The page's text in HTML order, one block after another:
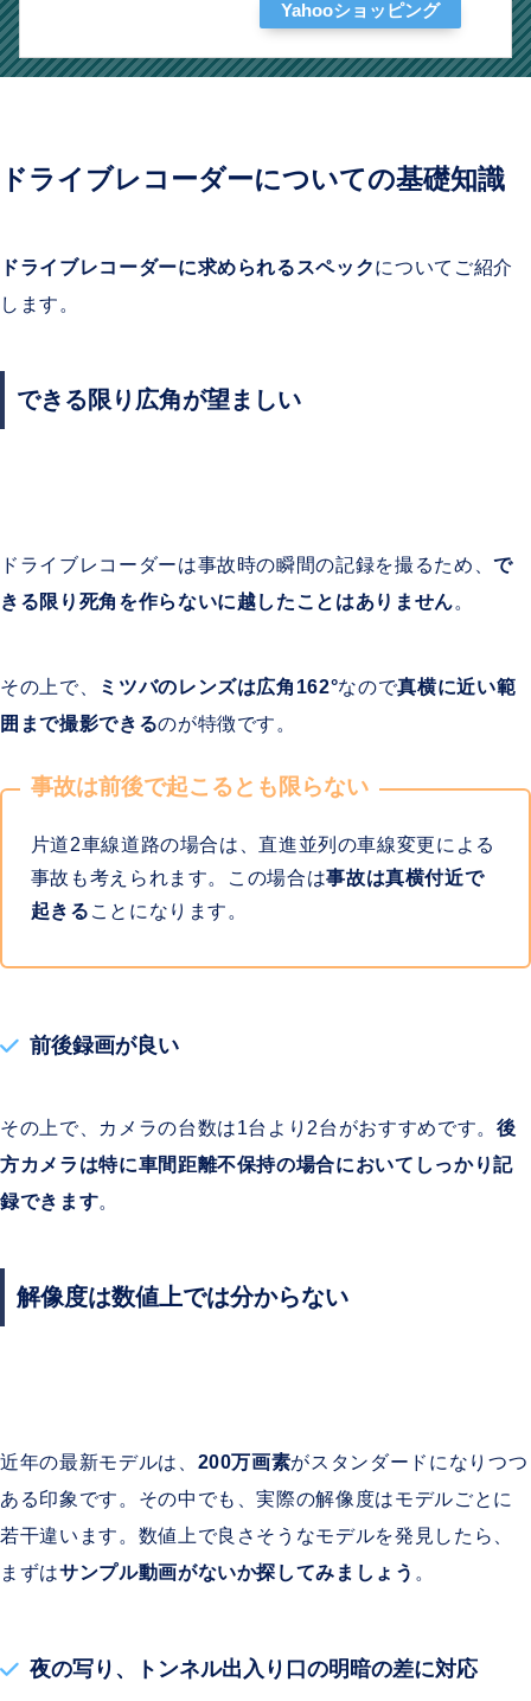
Yahooショッピング
ドライブレコーダーについての基礎知識
ドライブレコーダーに求められるスペックについてご紹介
します。
できる限り広角が望ましい
ドライブレコーダーは事故時の瞬間の記録を撮るため、で
きる限り死角を作らないに越したことはありません。
その上で、 ミツバのレンズは広角162°なので真横に近い範
囲まで撮影できるのが特徴です。
事故は前後で起こるとも限らない
片道2車線道路の場合は、直進並列の車線変更による
事故も考えられます。この場合は事故は真横付近で
起きる ことになります。
前後録画が良い
その上で、カメラの台数は1台より2台がおすすめです。 後
方カメラは特に車間距離不保持の場合においてしっかり記
録できます。
解像度は数値上では分からない
近年の最新モデルは、 200万画素がスタンダードになりつつ
ある印象です。その中でも、実際の解像度はモデルごとに
若干違います。数値上で良さそうなモデルを発見したら、
まずはサンプル動画がないか探してみましょう 。
夜の写り、トンネル出入り口の明暗の差に対応